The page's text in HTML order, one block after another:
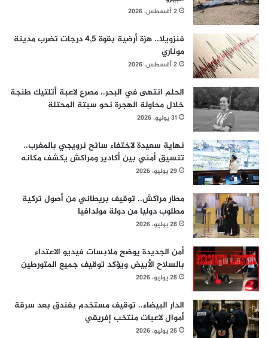
2 أغسطس، 2026
فنزويلا.. هزة أرضية بقوة 4,5 درجات تضرب مدينة
موناري
2 أغسطس، 2026
الحلم انتهى في البحر.. مصرع لاعبة أتلتيك طنجة
خلال محاولة الهجرة نحو سبتة المحتلة
31 يوليو، 2026
نهاية سعيدة لاختفاء سائح نرويجي بالمغرب..
تنسيق أمني بين أكادير ومراكش يكشف مكانه
29 يوليو، 2026
مطار مراكش.. توقيف بريطاني من أصول تركية
مطلوب دوليا من دولة مولدافيا
28 يوليو، 2026
أمن الجديدة يوضح ملابسات فيديو الاعتداء
بالسلاح الأبيض ويؤكد توقيف جميع المتورطين
28 يوليو، 2026
الدار البيضاء.. توقيف مستخدم بفندق بعد سرقة
أموال لاعبات منتخب إفريقي
26 يوليو، 2026